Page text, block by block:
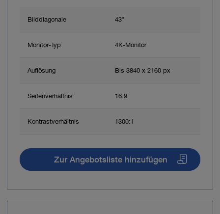
Bilddiagonale 43"
Monitor-Typ 4K-Monitor
Auflösung Bis 3840 x 2160 px
Seitenverhältnis 16:9
Kontrastverhältnis 1300:1
Zur Angebotsliste hinzufügen